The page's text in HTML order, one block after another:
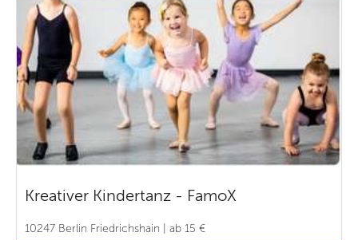
Kreativer Kindertanz - FamoX
10247 Berlin Friedrichshain | ab 15 €